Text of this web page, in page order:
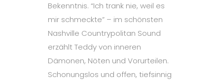
Bekenntnis. “Ich trank nie, weil es
mir schmeckte” – im schönsten
Nashville Countrypolitan Sound
erzählt Teddy von inneren
Dämonen, Nöten und Vorurteilen.
Schonungslos und offen, tiefsinnig